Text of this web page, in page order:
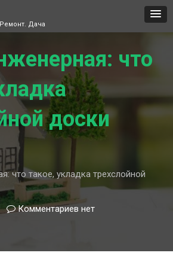
Дача
что
доски
что такое, укладка трехслойной
Комментариев кнет